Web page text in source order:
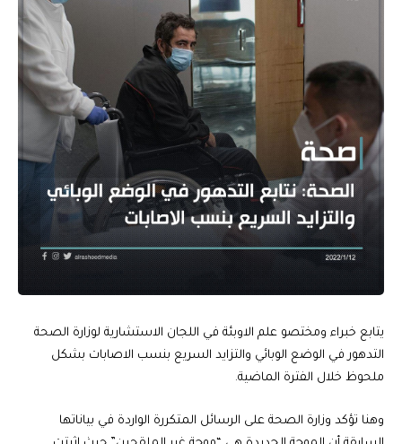
يتابع خبراء ومختصو علم الاوبئة في اللجان الاستشارية لوزارة الصحة
التدهور في الوضع الوبائي والتزايد السريع بنسب الاصابات بشكل
ملحوظ خلال الفترة الماضية.
وهنا تؤكد وزارة الصحة على الرسائل المتكررة الواردة في بياناتها